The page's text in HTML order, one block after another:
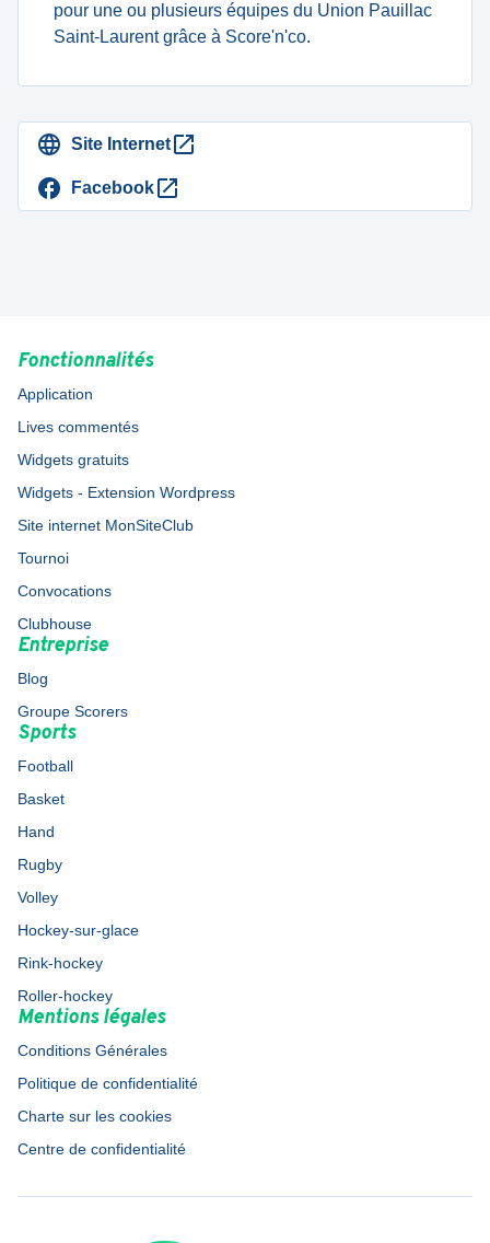
pour une ou plusieurs équipes du Union Pauillac
Saint-Laurent grâce à Score'n'co.
Site Internet
Facebook
Fonctionnalités
Application
Lives commentés
Widgets gratuits
Widgets - Extension Wordpress
Site internet MonSiteClub
Tournoi
Convocations
Clubhouse
Entreprise
Blog
Groupe Scorers
Sports
Football
Basket
Hand
Rugby
Volley
Hockey-sur-glace
Rink-hockey
Roller-hockey
Mentions légales
Conditions Générales
Politique de confidentialité
Charte sur les cookies
Centre de confidentialité